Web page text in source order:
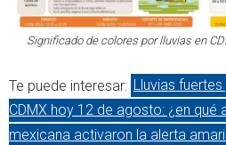
Significado de colores por lluvias en
Te puede interesar: Lluvias
CDMX hoy 12 de agosto: ¿en qué
mexicana activaron la alerta